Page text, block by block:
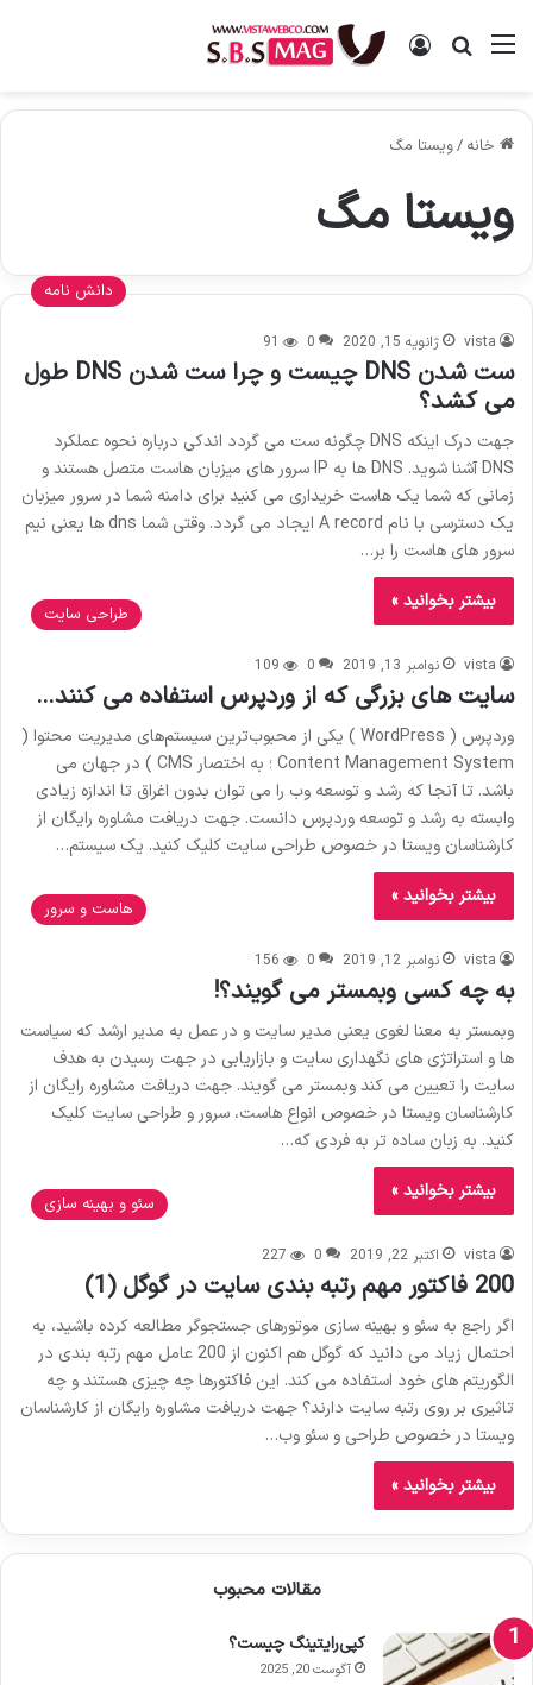
منو جستجو برای
ورود
خانه /ویستا مگ
ویستا مگ
دانش نامه
vista ژانویه 15, 2020 0
91
ست شدن DNS چیست و چرا ست شدن DNS طول
می کشد؟
جهت درک اینکه DNS چگونه ست می گردد اندکی درباره نحوه عملکرد
DNS آشنا شوید. DNS ها به IP سرور های میزبان هاست متصل هستند و
زمانی که شما یک هاست خریداری می کنید برای دامنه شما در سرور میزبان
یک دسترسی با نام A record ایجاد می گردد. وقتی شما dns ها یعنی نیم
سرور های هاست را بر…
بیشتر بخوانید »
طراحی سایت
vista نوامبر 13, 2019 0
109
سایت های بزرگی که از وردپرس استفاده می کنند…
وردپرس ( WordPress ) یکی از محبوب‌ترین سیستم‌های مدیریت محتوا (
Content Management System ؛ به اختصار CMS ) در جهان می
باشد. تا آنجا که رشد و توسعه وب را می توان بدون اغراق تا اندازه زیادی
وابسته به رشد و توسعه وردپرس دانست. جهت دریافت مشاوره رایگان از
کارشناسان ویستا در خصوص طراحی سایت کلیک کنید. یک سیستم…
بیشتر بخوانید »
هاست و سرور
vista نوامبر 12, 2019 0
156
به چه کسی وبمستر می گویند؟!
وبمستر به معنا لغوی یعنی مدیر سایت و در عمل به مدیر ارشد که سیاست
ها و استراتژی های نگهداری سایت و بازاریابی در جهت رسیدن به هدف
سایت را تعیین می کند وبمستر می گویند. جهت دریافت مشاوره رایگان از
کارشناسان ویستا در خصوص انواع هاست، سرور و طراحی سایت کلیک
کنید. به زبان ساده تر به فردی که…
بیشتر بخوانید »
سئو و بهینه سازی
vista اکتبر 22, 2019 0
227
200 فاکتور مهم رتبه بندی سایت در گوگل (1)
اگر راجع به سئو و بهینه سازی موتورهای جستجوگر مطالعه کرده باشید، به
احتمال زیاد می دانید که گوگل هم اکنون از 200 عامل مهم رتبه بندی در
الگوریتم های خود استفاده می کند. این فاکتورها چه چیزی هستند و چه
تاثیری بر روی رتبه سایت دارند؟ جهت دریافت مشاوره رایگان از کارشناسان
ویستا در خصوص طراحی و سئو وب…
بیشتر بخوانید »
مقالات محبوب
کپی‌رایتینگ چیست؟
آگوست 20, 2025